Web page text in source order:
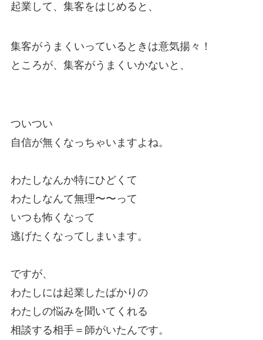
起業して、集客をはじめると、
集客がうまくいっているときは意気揚々！
ところが、集客がうまくいかないと、
ついつい
自信が無くなっちゃいますよね。
わたしなんか特にひどくて
わたしなんて無理〜〜って
いつも怖くなって
逃げたくなってしまいます。
ですが、
わたしには起業したばかりの
わたしの悩みを聞いてくれる
相談する相手＝師がいたんです。